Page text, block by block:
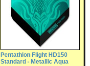
Pentathlon Flight HD150
Standard - Metallic Aqua